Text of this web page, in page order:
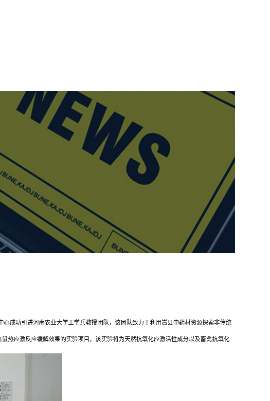
成功引进河南农业大学王学兵教授团队，该团队致力于利用嵩县中药材资源探索非传统
热应激反应缓解效果的实验项目，该实验将为天然抗氧化应激活性成分以及畜禽抗氧化